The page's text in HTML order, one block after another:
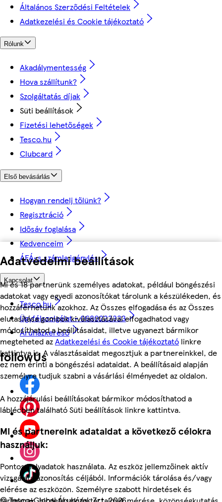
Adatvédelmi beállítások
Mi és 18 partnerünk személyes adatokat, például böngészési
adatokat vagy egyedi azonosítókat tárolunk a készülékeden, és
hozzáférhetünk azokhoz. Az Összes elfogadása és az Összes
elutasítása gombok kiválasztásával elfogadhatod vagy
módosíthatod a beállításaidat, illetve ugyanezt bármikor
megteheted azAdatkezelési és Cookie tájékoztató linkre
kattintva is. A választásaidat megosztjuk a partnereinkkel, de
ez nem érinti a böngészési adataidat. A beállításaid alapján
személyre tudjuk szabni a vásárlási élményedet az oldalon.
A hozzájárulási beállításokat bármikor módosíthatod a
láblécben található Süti beállítások linkre kattintva.
Mi és partnereink adataidat a következő célokra
használjuk:
Pontos helyadatok használata. Az eszköz jellemzőinek aktív
vizsgálata azonosítás céljából. Információk tárolása és/vagy
elérése az eszközön. Személyre szabott hirdetések és
Általános Szerződési Feltételek
Adatkezelési és Cookie tájékoztató
Rólunk
Akadálymentesség
Hova szállítunk?
Szolgáltatás díjak
Süti beállítások
Fizetési lehetőségek
Tesco.hu
Clubcard
Első bevásárlás
Hogyan rendelj tőlünk?
Regisztráció
Idősáv foglalása
Kedvenceim
ÁFÁ-s számla igénylés
Kapcsolat
Tesco.hu
Ügyfélszolgálat - 0680222333
Áruházkereső
followUs
©Tesco-Global Áruházak Zrt. 2026